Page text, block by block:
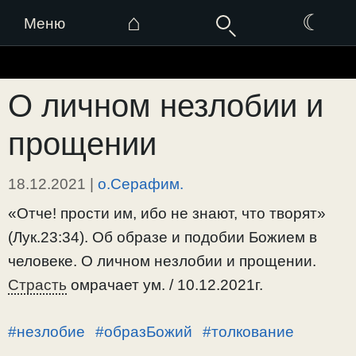
Меню ⌂ ☾
к
содержимому
О личном незлобии и
прощении
18.12.2021 | о.Серафим.
«Отче! прости им, ибо не знают, что творят»
(Лук.23:34). Об образе и подобии Божием в
человеке. О личном незлобии и прощении.
Страсть омрачает ум. / 10.12.2021г.
#незлобие #образБожий #толкование